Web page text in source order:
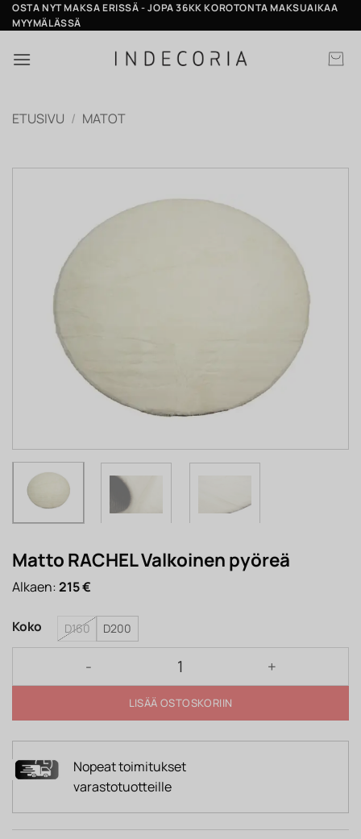
Skip
to
OSTA NYT MAKSA ERISSÄ - JOPA 36KK KOROTONTA MAKSUAIKAA
MYYMÄLÄSSÄ
ETUSIVU / MATOT
Matto RACHEL Valkoinen pyöreä
Alkaen:215€
Koko D160 D200
Matto RACHEL Valkoinen pyöreä määrä
LISÄÄ OSTOSKORIIN
Nopeat toimitukset
varastotuotteille